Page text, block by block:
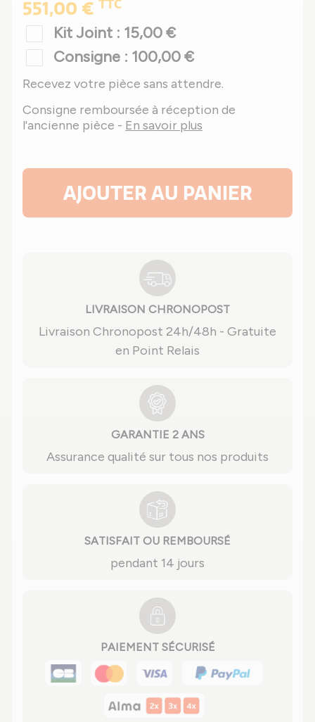
551,00 € TTC
Kit Joint : 15,00 €
Consigne : 100,00 €
Recevez votre pièce sans attendre.
Consigne remboursée à réception de
l'ancienne pièce - En savoir plus
AJOUTER AU PANIER
LIVRAISON CHRONOPOST
Livraison Chronopost 24h/48h - Gratuite
en Point Relais
GARANTIE 2 ANS
Assurance qualité sur tous nos produits
SATISFAIT OU REMBOURSÉ
pendant 14 jours
PAIEMENT SÉCURISÉ